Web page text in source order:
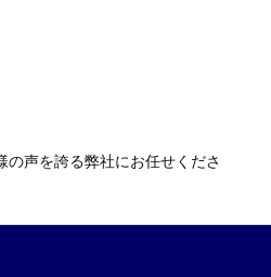
声を誇る弊社にお任せくださ